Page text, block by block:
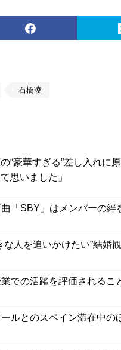
石橋凌
“豪華すぎる”差し入れに
思いました」
「SBY」はメンバーの絆
な人を追いかけたい”結婚
での活躍を評価されるこ
ルとのスペイン滞在中の